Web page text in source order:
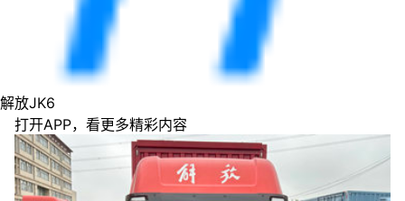
解放JK6
打开APP，看更多精彩内容